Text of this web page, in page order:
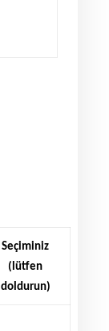
Seçiminiz
(lütfen
doldurun)